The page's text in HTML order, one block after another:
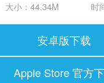
大小：44.34M
时
安卓版下载
Apple Store 官方